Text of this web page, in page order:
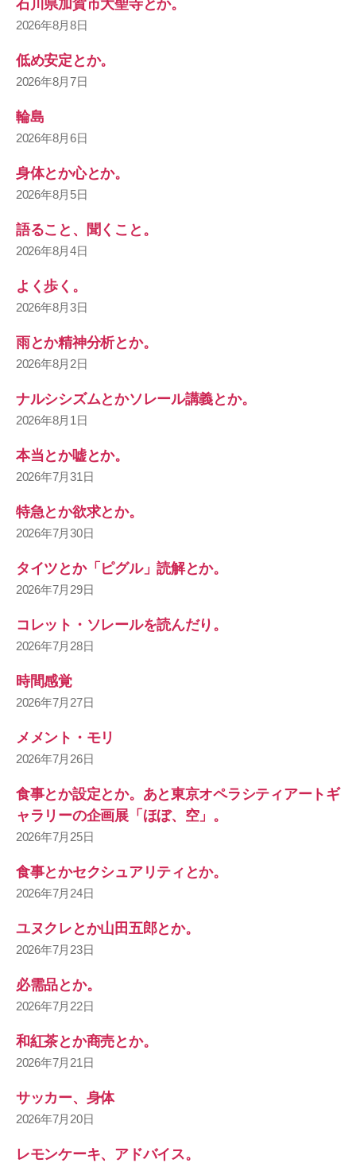
石川県加賀市大聖寺とか。
2026年8月8日
低め安定とか。
2026年8月7日
輪島
2026年8月6日
身体とか心とか。
2026年8月5日
語ること、聞くこと。
2026年8月4日
よく歩く。
2026年8月3日
雨とか精神分析とか。
2026年8月2日
ナルシシズムとかソレール講義とか。
2026年8月1日
本当とか嘘とか。
2026年7月31日
特急とか欲求とか。
2026年7月30日
タイツとか「ピグル」読解とか。
2026年7月29日
コレット・ソレールを読んだり。
2026年7月28日
時間感覚
2026年7月27日
メメント・モリ
2026年7月26日
食事とか設定とか。あと東京オペラシティアートギ
ャラリーの企画展「ほぼ、空」。
2026年7月25日
食事とかセクシュアリティとか。
2026年7月24日
ユヌクレとか山田五郎とか。
2026年7月23日
必需品とか。
2026年7月22日
和紅茶とか商売とか。
2026年7月21日
サッカー、身体
2026年7月20日
レモンケーキ、アドバイス。